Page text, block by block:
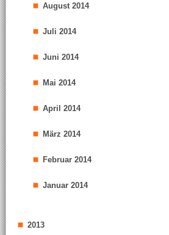
August 2014
Juli 2014
Juni 2014
Mai 2014
April 2014
März 2014
Februar 2014
Januar 2014
2013